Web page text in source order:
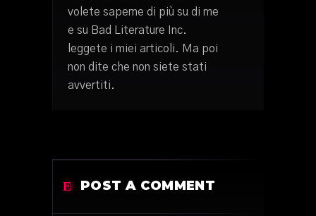
volete saperne di più su di me
e su Bad Literature Inc.
leggete i miei articoli. Ma poi
non dite che non siete stati
avvertiti.
POST A COMMENT